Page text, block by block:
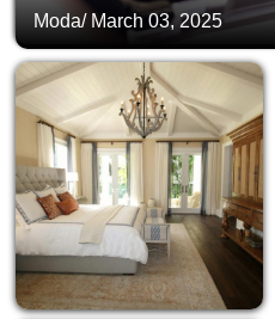
Moda/ March 03, 2025